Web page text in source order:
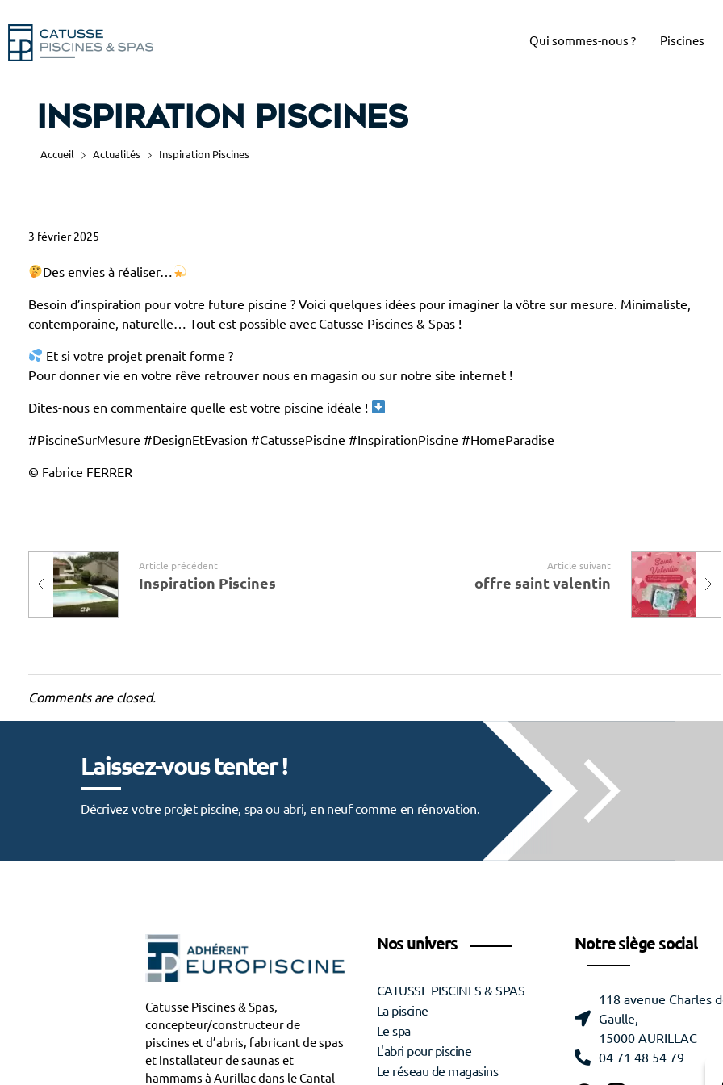
Qui sommes-nous ? Piscines
Inspiration Piscines
Accueil Actualités Inspiration Piscines
I
n
s
p
i
r
a
t
o
n
P
s
c
s
3 février 2025
Des envies à réaliser…
Besoin d’inspiration pour votre future piscine ? Voici quelques idées pour imaginer la vôtre sur mesure. Minimaliste,
contemporaine, naturelle… Tout est possible avec Catusse Piscines & Spas !
Et si votre projet prenait forme ?
Pour donner vie en votre rêve retrouver nous en magasin ou sur notre site internet !
Dites-nous en commentaire quelle est votre piscine idéale !
#PiscineSurMesure #DesignEtEvasion #CatussePiscine #InspirationPiscine #HomeParadise
© Fabrice FERRER
Article précédent
Inspiration Piscines
Article suivant
offre saint valentin
Comments are closed.
Laissez-vous tenter !
Décrivez votre projet piscine, spa ou abri, en neuf comme en rénovation.
Catusse Piscines & Spas,
concepteur/constructeur de
piscines et d’abris, fabricant de spas
et installateur de saunas et
hammams à Aurillac dans le Cantal
Nos univers
CATUSSE PISCINES & SPAS
La piscine
Le spa
L'abri pour piscine
Le réseau de magasins
Notre siège social
118 avenue Charles
Gaulle,
15000 AURILLAC
04 71 48 54 79